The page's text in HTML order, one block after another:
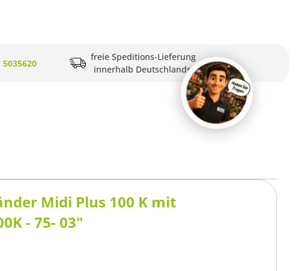
5035620
freie Speditions-Lieferung
innerhalb Deutschlands
Midi Plus 100 K mit
- 75- 03"